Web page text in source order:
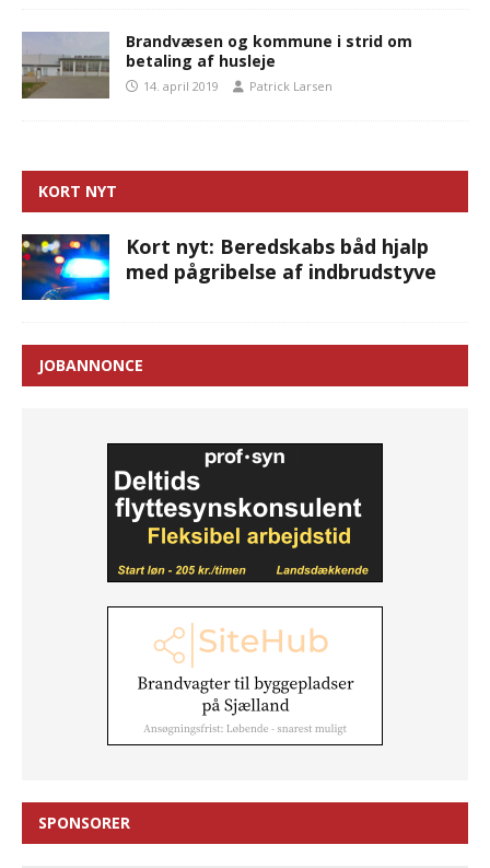
Brandvæsen og kommune i strid om
betaling af husleje
14. april 2019 Patrick Larsen
KORT NYT
Kort nyt: Beredskabs båd hjalp
med pågribelse af indbrudstyve
JOBANNONCE
SPONSORER